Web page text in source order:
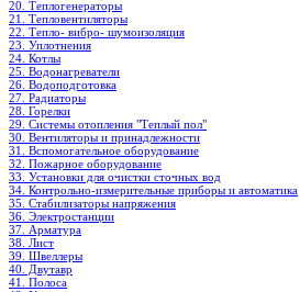
20. Теплогенераторы
21. Тепловентиляторы
22. Тепло- вибро- шумоизоляция
23. Уплотнения
24. Котлы
25. Водонагреватели
26. Водоподготовка
27. Радиаторы
28. Горелки
29. Системы отопления "Теплый пол"
30. Вентиляторы и принадлежности
31. Вспомогательное оборудование
32. Пожарное оборудование
33. Установки для очистки сточных вод
34. Контрольно-измерительные приборы и автоматика
35. Стабилизаторы напряжения
36. Электростанции
37. Арматура
38. Лист
39. Швеллеры
40. Двутавр
41. Полоса